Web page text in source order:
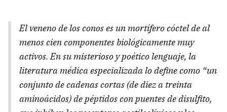
El veneno de los conos es un mortífero cóctel de al
menos cien componentes biológicamente muy
activos. En su misterioso y poético lenguaje, la
literatura médica especializada lo define como “un
conjunto de cadenas cortas (de diez a treinta
aminoácidos) de péptidos con puentes de disulfito,